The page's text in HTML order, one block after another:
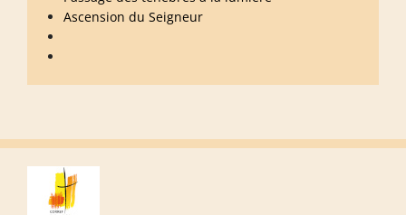
Ascension du Seigneur